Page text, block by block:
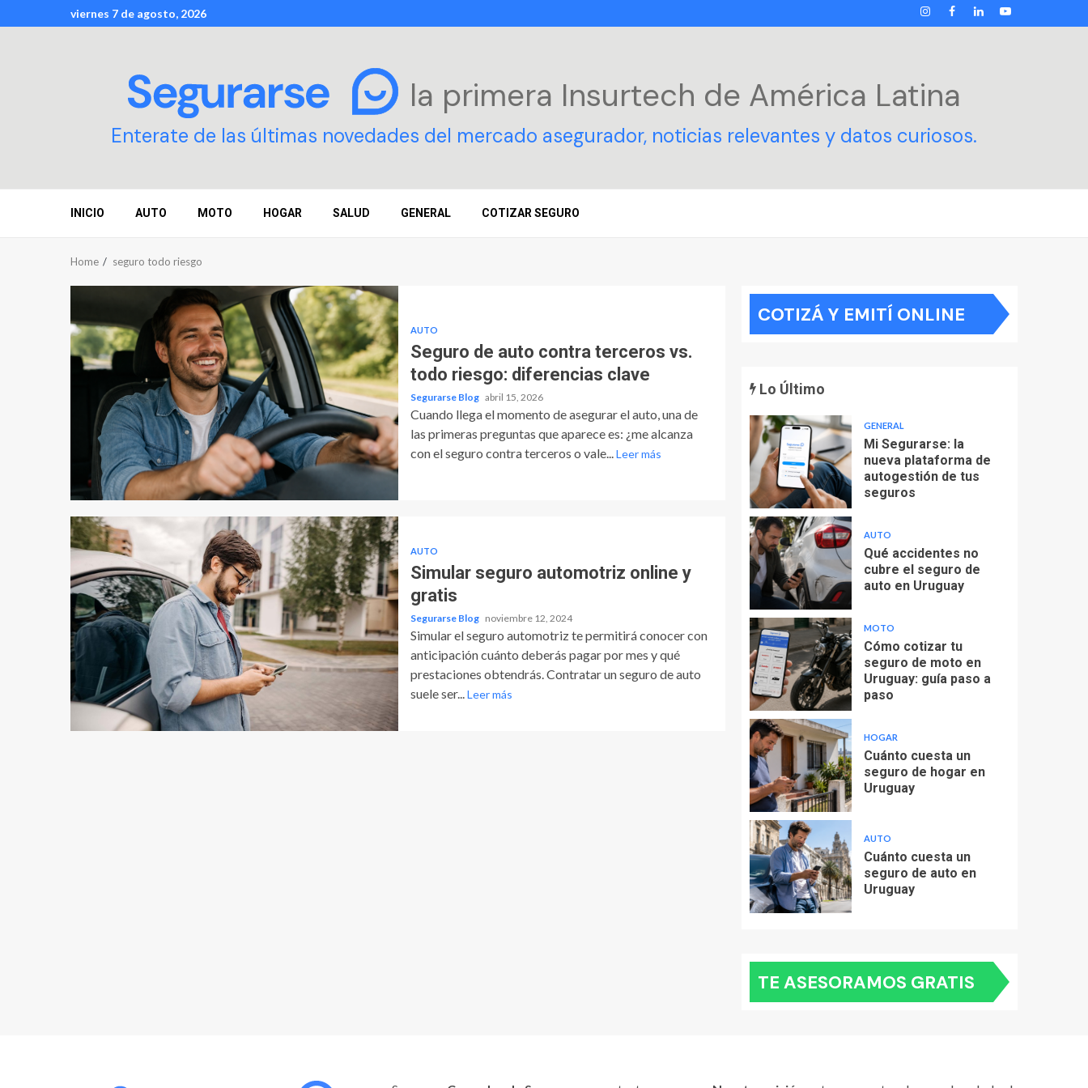
to
viernes 7 de agosto, 2026 INSTAGRAM
FACEBOOK
LINKEDIN
YOUTUBE
la primera Insurtech de América Latina
Enterate de las últimas novedades del mercado asegurador, noticias relevantes y datos curiosos.
INICIO AUTO MOTO HOGAR SALUD GENERAL COTIZAR SEGURO
Home seguro todo riesgo
AUTO
Seguro de auto contra terceros vs.
todo riesgo: diferencias clave
Segurarse Blog abril 15, 2026
Cuando llega el momento de asegurar el auto, una de
las primeras preguntas que aparece es: ¿me alcanza
con el seguro contra terceros o vale... Leer más
AUTO
Simular seguro automotriz online y
gratis
Segurarse Blog noviembre 12, 2024
Simular el seguro automotriz te permitirá conocer con
anticipación cuánto deberás pagar por mes y qué
prestaciones obtendrás. Contratar un seguro de auto
suele ser... Leer más
COTIZÁ Y EMITÍ ONLINE
Lo Último
GENERAL
Mi Segurarse: la
nueva plataforma de
autogestión de tus
seguros
AUTO
Qué accidentes no
cubre el seguro de
auto en Uruguay
MOTO
Cómo cotizar tu
seguro de moto en
Uruguay: guía paso a
paso
HOGAR
Cuánto cuesta un
seguro de hogar en
Uruguay
AUTO
Cuánto cuesta un
seguro de auto en
Uruguay
TE ASESORAMOS GRATIS